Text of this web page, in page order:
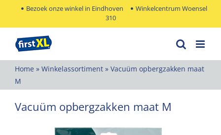
Bezoek onze winkel in Eindhoven
Winkelcentrum Woensel
310
Home » Winkelassortiment » Vacuüm opbergzakken maat
M
Vacuüm opbergzakken maat M